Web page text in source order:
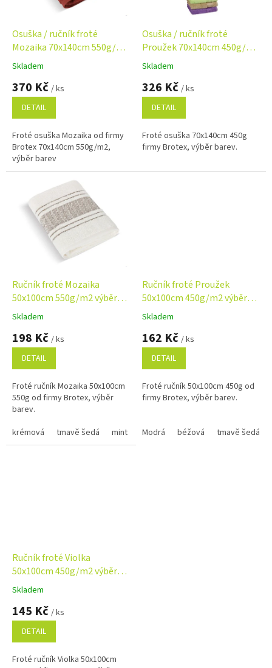
Osuška / ručník froté
Mozaika 70x140cm 550g/m2
výběr barev
Průměrné
hodnocení
produktu
5,0
5
hvězdiček.
Skladem
370 Kč / ks
DETAIL
Froté osuška Mozaika od firmy
Brotex 70x140cm 550g/m2,
výběr barev
Osuška / ručník froté
Proužek 70x140cm 450g/m2
výběr barev
Průměrné
hodnocení
produktu
4,8
5
hvězdiček.
Skladem
326 Kč / ks
DETAIL
Froté osuška 70x140cm 450g
firmy Brotex, výběr barev.
Ručník froté Mozaika
50x100cm 550g/m2 výběr
barev
Průměrné
hodnocení
produktu
4,8
5
hvězdiček.
Skladem
198 Kč / ks
DETAIL
Froté ručník Mozaika 50x100cm
550g od firmy Brotex, výběr
barev.
krémová
tmavě šedá mint terra starorůžová
Ručník froté Proužek
50x100cm 450g/m2 výběr
barev
Průměrné
hodnocení
produktu
5,0
5
hvězdiček.
Skladem
162 Kč / ks
DETAIL
Froté ručník 50x100cm 450g od
firmy Brotex, výběr barev.
Modrá béžová tmavě šedá
Ručník froté Violka
50x100cm 450g/m2 výběr
barev
Průměrné
hodnocení
produktu
5,0
5
Skladem
145 Kč / ks
DETAIL
Froté ručník Violka 50x100cm